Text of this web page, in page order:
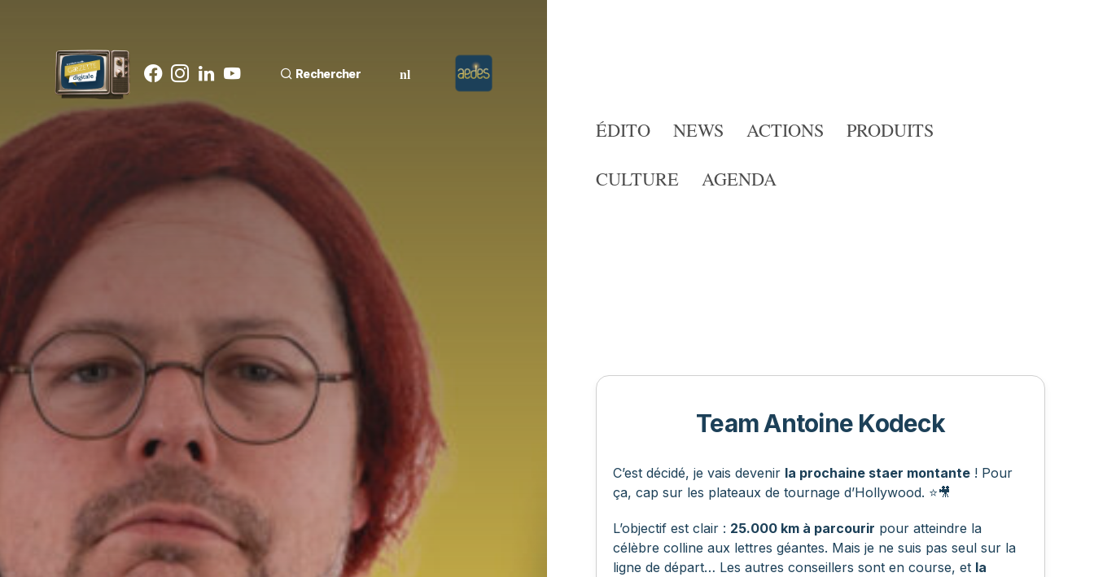
Rechercher nl
ÉDITO NEWS ACTIONS
PRODUITS
CULTURE
AGENDA
Team Antoine Kodeck
C’est décidé, je vais devenir la prochaine staer montante ! Pour
ça, cap sur les plateaux de tournage d’Hollywood. ⭐🎥
L’objectif est clair : 25.000 km à parcourir pour atteindre la
célèbre colline aux lettres géantes. Mais je ne suis pas seul sur la
ligne de départ… Les autres conseillers sont en course, et la